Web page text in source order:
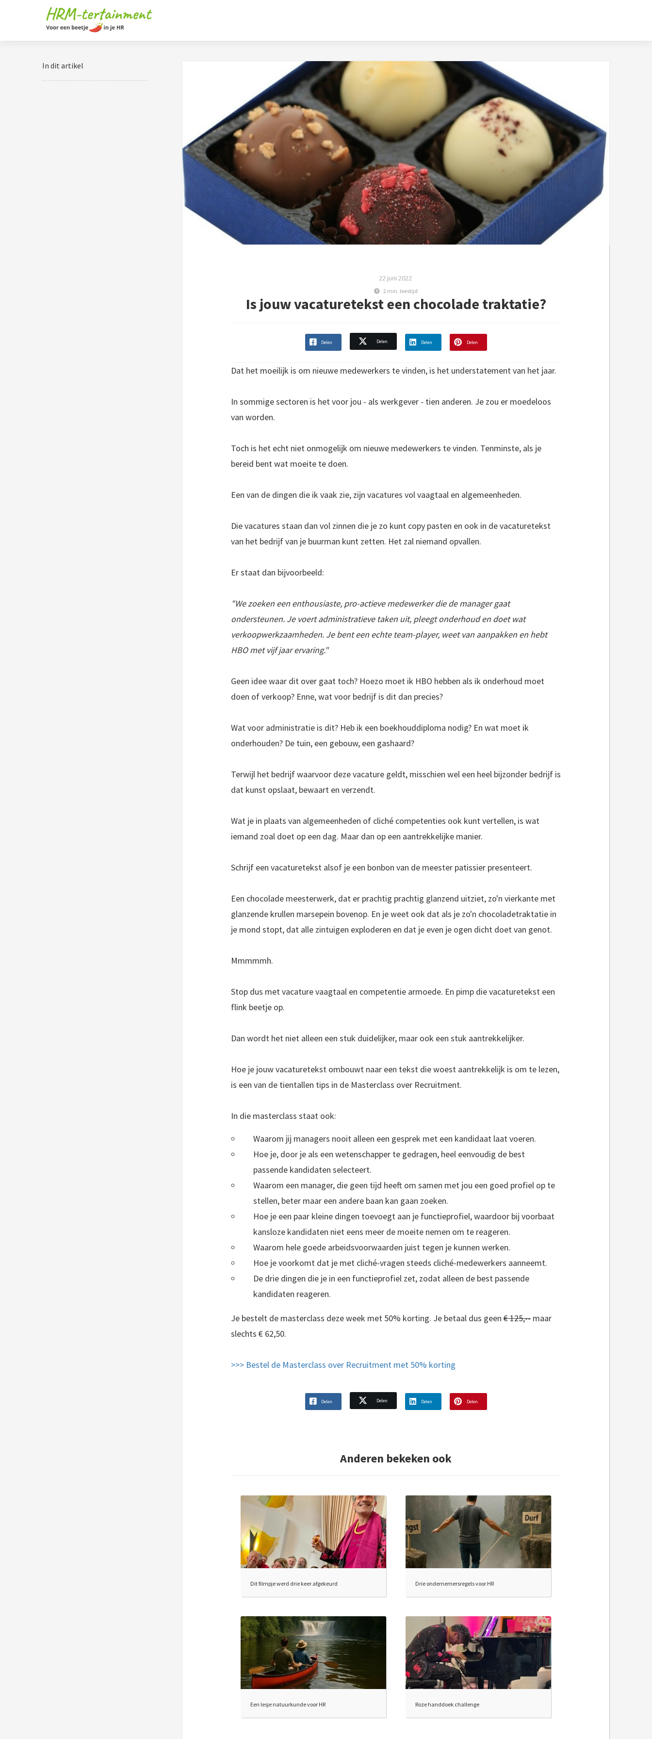
In dit artikel
22 juni 2022
2 min. leestijd
Is jouw vacaturetekst een chocolade traktatie?
Delen Delen Delen Delen
Dat het moeilijk is om nieuwe medewerkers te vinden, is het understatement van het jaar.
In sommige sectoren is het voor jou - als werkgever - tien anderen. Je zou er moedeloos
van worden.
Toch is het echt niet onmogelijk om nieuwe medewerkers te vinden. Tenminste, als je
bereid bent wat moeite te doen.
Een van de dingen die ik vaak zie, zijn vacatures vol vaagtaal en algemeenheden.
Die vacatures staan dan vol zinnen die je zo kunt copy pasten en ook in de vacaturetekst
van het bedrijf van je buurman kunt zetten. Het zal niemand opvallen.
Er staat dan bijvoorbeeld:
"We zoeken een enthousiaste, pro-actieve medewerker die de manager gaat
ondersteunen. Je voert administratieve taken uit, pleegt onderhoud en doet wat
verkoopwerkzaamheden. Je bent een echte team-player, weet van aanpakken en hebt
HBO met vijf jaar ervaring."
Geen idee waar dit over gaat toch? Hoezo moet ik HBO hebben als ik onderhoud moet
doen of verkoop? Enne, wat voor bedrijf is dit dan precies?
Wat voor administratie is dit? Heb ik een boekhouddiploma nodig? En wat moet ik
onderhouden? De tuin, een gebouw, een gashaard?
Terwijl het bedrijf waarvoor deze vacature geldt, misschien wel een heel bijzonder bedrijf is
dat kunst opslaat, bewaart en verzendt.
Wat je in plaats van algemeenheden of cliché competenties ook kunt vertellen, is wat
iemand zoal doet op een dag. Maar dan op een aantrekkelijke manier.
Schrijf een vacaturetekst alsof je een bonbon van de meester patissier presenteert.
Een chocolade meesterwerk, dat er prachtig prachtig glanzend uitziet, zo'n vierkante met
glanzende krullen marsepein bovenop. En je weet ook dat als je zo'n chocoladetraktatie in
je mond stopt, dat alle zintuigen exploderen en dat je even je ogen dicht doet van genot.
Mmmmmh.
Stop dus met vacature vaagtaal en competentie armoede. En pimp die vacaturetekst een
flink beetje op.
Dan wordt het niet alleen een stuk duidelijker, maar ook een stuk aantrekkelijker.
Hoe je jouw vacaturetekst ombouwt naar een tekst die woest aantrekkelijk is om te lezen,
is een van de tientallen tips in de Masterclass over Recruitment.
In die masterclass staat ook:
Waarom jij managers nooit alleen een gesprek met een kandidaat laat voeren.
Hoe je, door je als een wetenschapper te gedragen, heel eenvoudig de best
passende kandidaten selecteert.
Waarom een manager, die geen tijd heeft om samen met jou een goed profiel op te
stellen, beter maar een andere baan kan gaan zoeken.
Hoe je een paar kleine dingen toevoegt aan je functieprofiel, waardoor bij voorbaat
kansloze kandidaten niet eens meer de moeite nemen om te reageren.
Waarom hele goede arbeidsvoorwaarden juist tegen je kunnen werken.
Hoe je voorkomt dat je met cliché-vragen steeds cliché-medewerkers aanneemt.
De drie dingen die je in een functieprofiel zet, zodat alleen de best passende
kandidaten reageren.
Je bestelt de masterclass deze week met 50% korting. Je betaal dus geen € 125,-- maar
slechts € 62,50.
>>> Bestel de Masterclass over Recruitment met 50% korting
Delen Delen Delen Delen
Anderen bekeken ook
Dit filmpje werd drie keer afgekeurd Drie ondernemersregels voor HR
Een lesje natuurkunde voor HR Roze handdoek challenge